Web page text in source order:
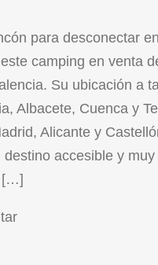
para desconectar
camping en venta
Su ubicación a
Albacete, Cuenca y
Alicante y
accesible y
[…]